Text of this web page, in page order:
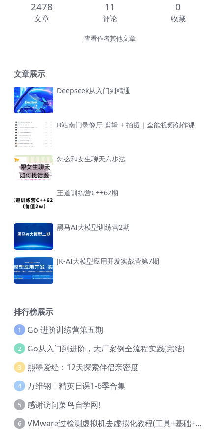
2478
文章
11
评论
0
收藏
查看作者其他文章
文章展示
Deepseek从入门到精通
B站南门录像厅 剪辑 + 拍摄｜全能视频创作课
怎么和女生聊天六步法
王道训练营C++62期
黑马AI大模型训练营2期
JK-AI大模型应用开发实战营第7期
排行榜展示
1 Go 进阶训练营第五期
2 Go从入门到进阶，大厂案例全流程实践(完结)
3 熙墨爱经：12天探索伴侣亲密度
4 万维钢：精英日课1-6季合集
5 感谢访问菜鸟自学网!
6 VMware过检测虚拟机去虚拟化教程(工具+基础+进阶)